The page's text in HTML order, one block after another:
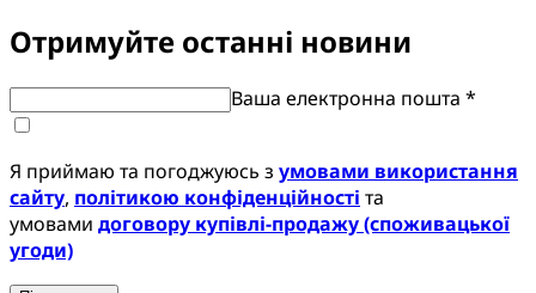
Отримуйте останні новини
Ваша електронна пошта *
Я приймаю та погоджуюсь з умовами використання
сайту, політикою конфіденційності та
умовами договору купівлі-продажу (споживацької
угоди)